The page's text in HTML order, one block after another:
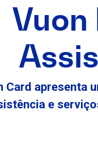
Card apresenta
e